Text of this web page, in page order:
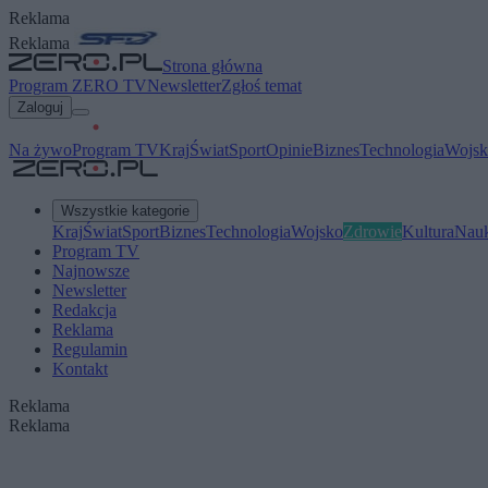
Reklama
Reklama
Strona główna
Program ZERO TVNewsletterZgłoś temat
Zaloguj
Na żywoProgram TVKrajŚwiatSportOpinieBiznesTechnologia
Wszystkie kategorie
KrajŚwiatSportBiznesTechnologiaWojskoZdrowieKultura
Program TV
Najnowsze
Newsletter
Redakcja
Reklama
Regulamin
Kontakt
Reklama
Reklama